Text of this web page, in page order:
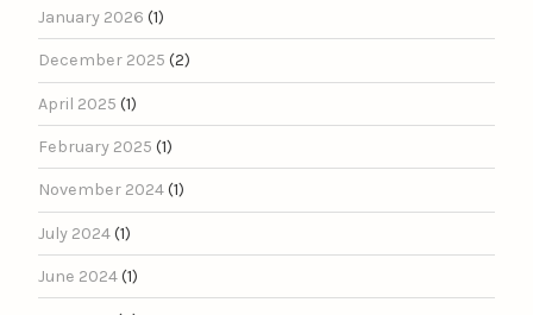
January 2026 (1)
December 2025 (2)
April 2025 (1)
February 2025 (1)
November 2024(1)
July 2024(1)
June 2024(1)